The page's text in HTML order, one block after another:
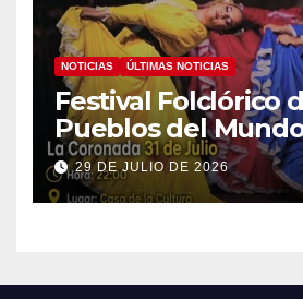
NOTICIAS ÚLTIMAS NOTICIAS
Festival Folclórico
Pueblos del
29 DE JULIO DE 2026